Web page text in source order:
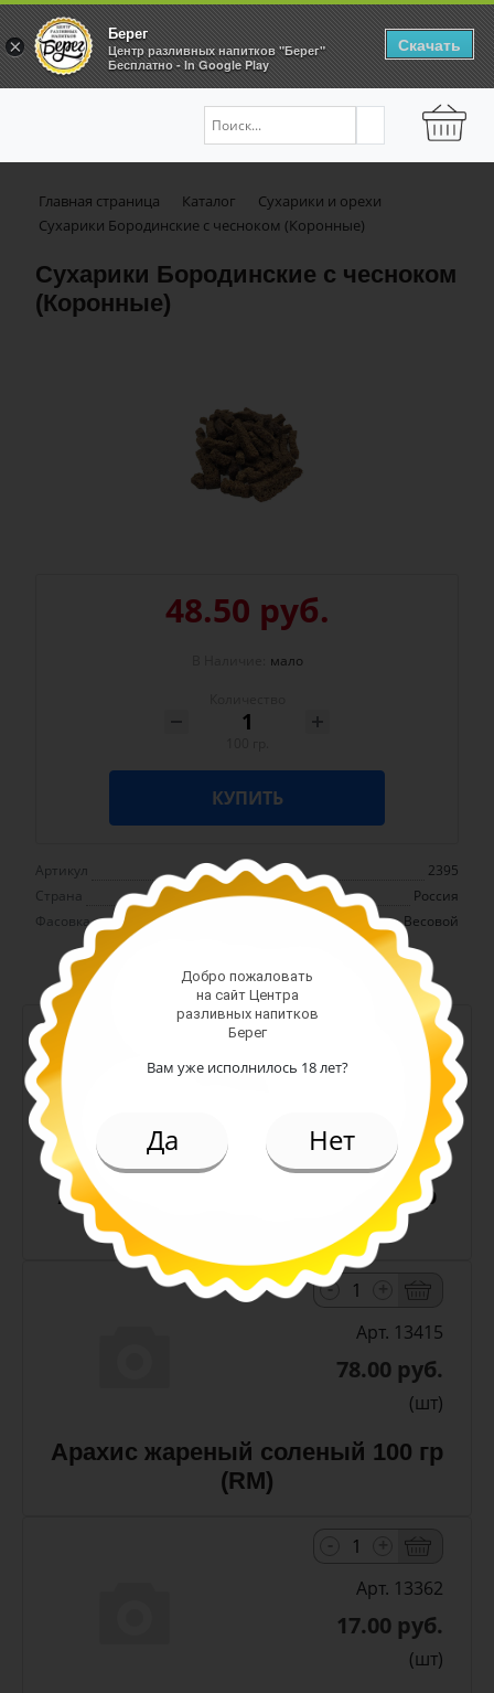
Главная страница Каталог
Сухарики и орехи
Сухарики Бородинские с чесноком (Коронные)
Сухарики Бородинские с чесноком
(Коронные)
48.50 руб.
мало
КУПИТЬ
Артикул
2395
Страна
Россия
Фасовка
Весовой
Арт. 13411
42.00 руб.
(шт)
Арахис жареный соленый 50 гр
-
Арт. 13415
78.00 руб.
(шт)
Арахис жареный соленый 100 гр
(RM)
Арт. 13362
17.00 руб.
(шт)
Добро пожаловать
на сайт Центра
разливных напитков
Берег
Вам уже исполнилось 18 лет?
Да Нет
×
Берег
Центр разливных напитков "Берег"
Бесплатно - In Google Play
Скачать